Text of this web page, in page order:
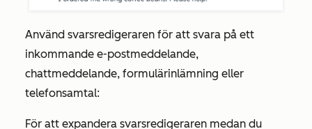
Använd svarsredigeraren för att svara på ett
inkommande e-postmeddelande,
chattmeddelande, formulärinlämning eller
telefonsamtal:
För att expandera svarsredigeraren medan du